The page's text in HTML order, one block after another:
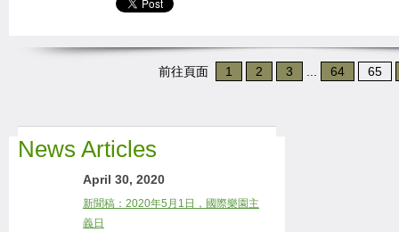
前往頁面 1 2 3 64 65
News Articles
April 30, 2020
新聞稿：2020年5月1日，國際樂園主
義日